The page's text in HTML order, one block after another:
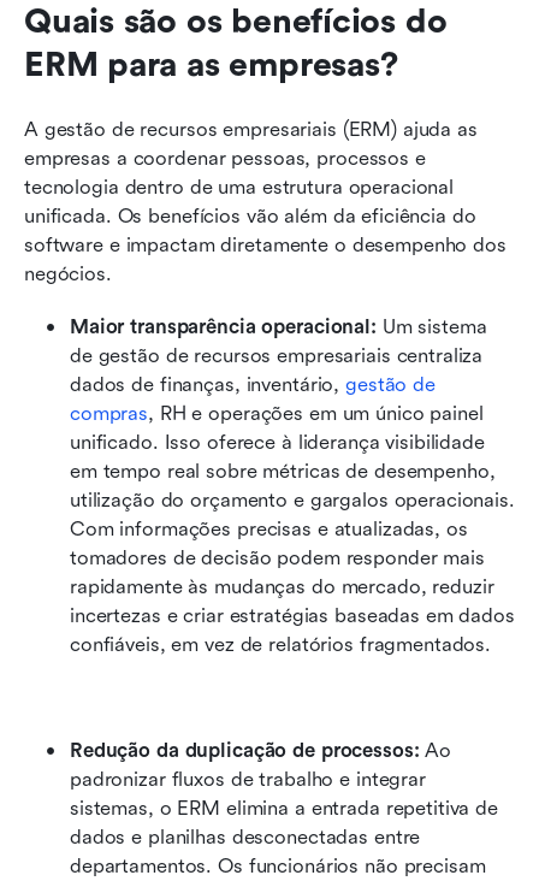
Quais são os benefícios do
ERM para as empresas?
A gestão de recursos empresariais (ERM) ajuda as
empresas a coordenar pessoas, processos e
tecnologia dentro de uma estrutura operacional
unificada. Os benefícios vão além da eficiência do
software e impactam diretamente o desempenho dos
negócios.
Maior transparência operacional: Um sistema
de gestão de recursos empresariais centraliza
dados de finanças, inventário, gestão de
compras, RH e operações em um único painel
unificado. Isso oferece à liderança visibilidade
em tempo real sobre métricas de desempenho,
utilização do orçamento e gargalos operacionais.
Com informações precisas e atualizadas, os
tomadores de decisão podem responder mais
rapidamente às mudanças do mercado, reduzir
incertezas e criar estratégias baseadas em dados
confiáveis, em vez de relatórios fragmentados.
Redução da duplicação de processos: Ao
padronizar fluxos de trabalho e integrar
sistemas, o ERM elimina a entrada repetitiva de
dados e planilhas desconectadas entre
departamentos. Os funcionários não precisam